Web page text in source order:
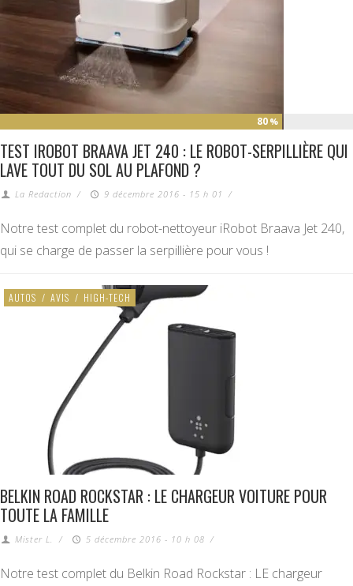
80 %
TEST IROBOT BRAAVA JET 240 : LE ROBOT-SERPILLIÈRE QUI
LAVE TOUT DU SOL AU PLAFOND ?
La Redaction / 9 décembre 2016 - 15 h 01 /
Notre test complet du robot-nettoyeur iRobot Braava Jet 240,
qui se charge de passer la serpillière pour vous !
AUTOS / AVIS / HIGH-TECH
BELKIN ROAD ROCKSTAR : LE CHARGEUR VOITURE POUR
TOUTE LA FAMILLE
Mister L. / 5 décembre 2016 - 10 h 08 /
Notre test complet du Belkin Road Rockstar : LE chargeur